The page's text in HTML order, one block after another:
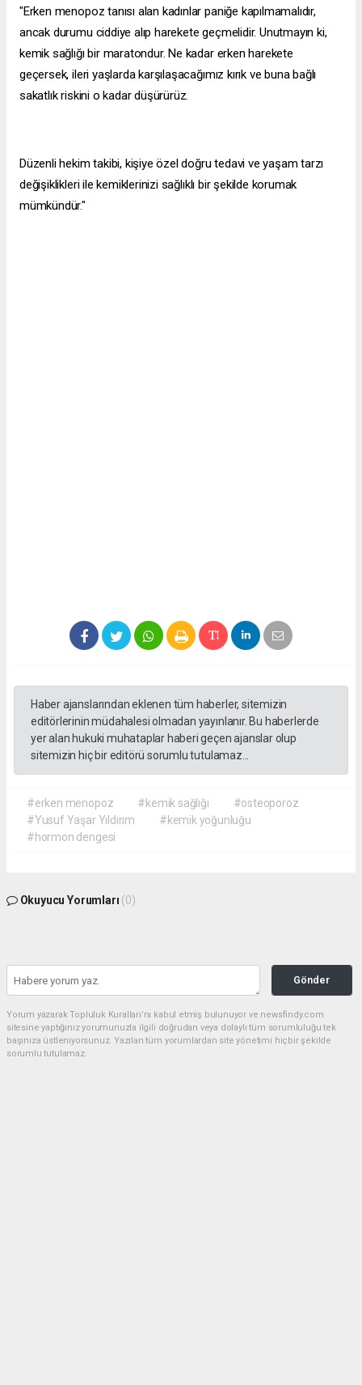
"Erken menopoz tanısı alan kadınlar paniğe kapılmamalıdır,
ancak durumu ciddiye alıp harekete geçmelidir. Unutmayın ki,
kemik sağlığı bir maratondur. Ne kadar erken harekete
geçersek, ileri yaşlarda karşılaşacağımız kırık ve buna bağlı
sakatlık riskini o kadar düşürürüz.
Düzenli hekim takibi, kişiye özel doğru tedavi ve yaşam tarzı
değişiklikleri ile kemiklerinizi sağlıklı bir şekilde korumak
mümkündür."
Haber ajanslarından eklenen tüm haberler, sitemizin
editörlerinin müdahalesi olmadan yayınlanır. Bu haberlerde
yer alan hukuki muhataplar haberi geçen ajanslar olup
sitemizin hiç bir editörü sorumlu tutulamaz...
#erken menopoz #kemik sağlığı
#osteoporoz
#Yusuf Yaşar Yıldırım
#kemik yoğunluğu
#hormon dengesi
Okuyucu Yorumları (0)
Gönder
Yorum yazarak Topluluk Kuralları’nı kabul etmiş bulunuyor ve newsfindy.com
sitesine yaptığınız yorumunuzla ilgili doğrudan veya dolaylı tüm sorumluluğu tek
başınıza üstleniyorsunuz. Yazılan tüm yorumlardan site yönetimi hiçbir şekilde
sorumlu tutulamaz.